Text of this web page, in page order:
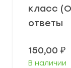
класс
ответы
150,00 ₽
В наличии